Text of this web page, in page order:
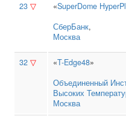
23 ▽ «SuperDome
СберБанк,
Москва
32 ▽ «T-Edge48»
Объединенный
Высоких
Москва